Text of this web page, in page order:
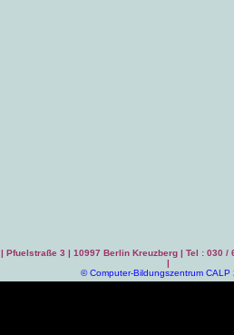
| Pfuelstraße 3 | 10997 Berlin Kreuzberg | Tel : 030
|
©Computer-Bildungszentrum CALP